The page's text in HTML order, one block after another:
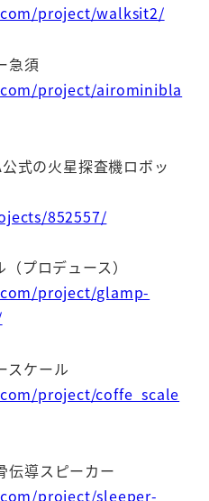
project/walksit2/
急須
project/airominibla
式の火星探査機ロボッ
852557/
プロデュース）
project/glamp-
スケール
project/coffe_scale
伝導スピーカー
project/sleeper-